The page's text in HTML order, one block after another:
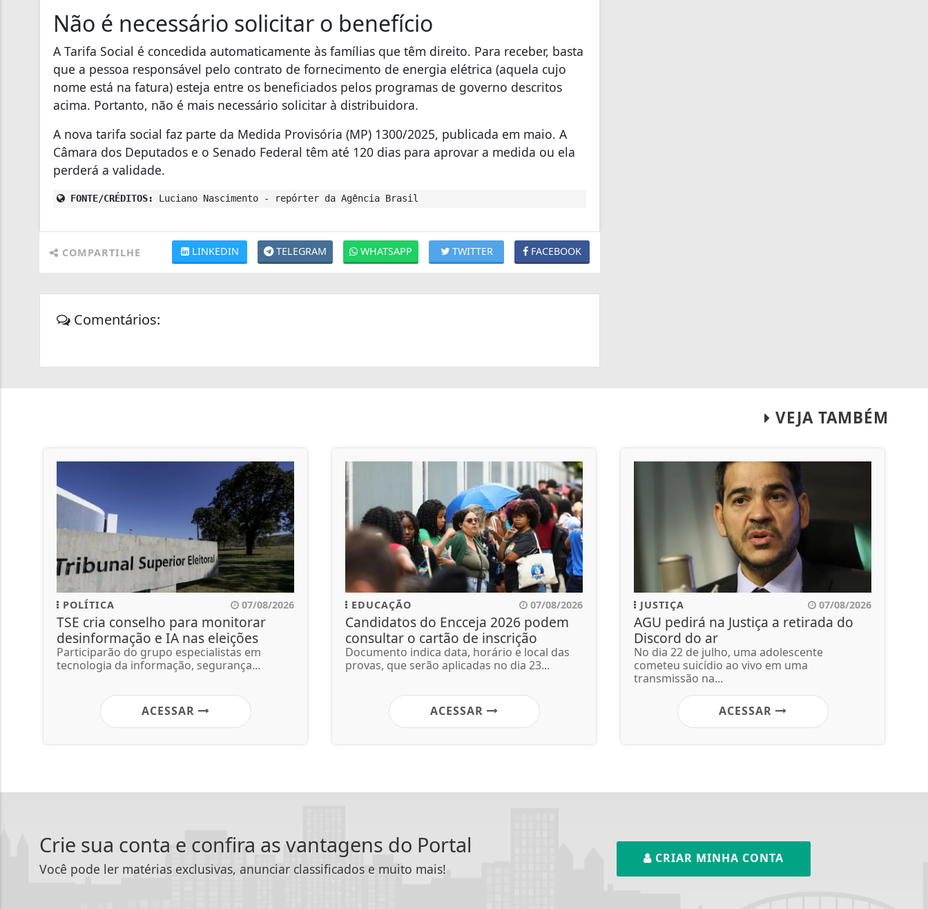
Não é necessário solicitar o benefício
A Tarifa Social é concedida automaticamente às famílias que têm direito. Para receber, basta
que a pessoa responsável pelo contrato de fornecimento de energia elétrica (aquela cujo
nome está na fatura) esteja entre os beneficiados pelos programas de governo descritos
acima. Portanto, não é mais necessário solicitar à distribuidora.
A nova tarifa social faz parte da Medida Provisória (MP) 1300/2025, publicada em maio. A
Câmara dos Deputados e o Senado Federal têm até 120 dias para aprovar a medida ou ela
perderá a validade.
FONTE/CRÉDITOS: Luciano Nascimento - repórter da Agência Brasil
COMPARTILHE FACEBOOK
TWITTER
WHATSAPP
TELEGRAM
LINKEDIN
Comentários:
VEJA TAMBÉM
POLÍTICA 07/08/2026
TSE cria conselho para monitorar
desinformação e IA nas eleições
Participarão do grupo especialistas em
tecnologia da informação, segurança...
ACESSAR
EDUCAÇÃO 07/08/2026
Candidatos do Encceja 2026 podem
consultar o cartão de inscrição
Documento indica data, horário e local das
provas, que serão aplicadas no dia 23...
ACESSAR
JUSTIÇA 07/08/2026
AGU pedirá na Justiça a retirada do
Discord do ar
No dia 22 de julho, uma adolescente
cometeu suicídio ao vivo em uma
transmissão na...
ACESSAR
Crie sua conta e confira as vantagens do Portal
Você pode ler matérias exclusivas, anunciar classificados e muito mais!
CRIAR MINHA CONTA